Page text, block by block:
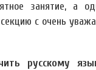
занятие, а
секцию с очень
русскому